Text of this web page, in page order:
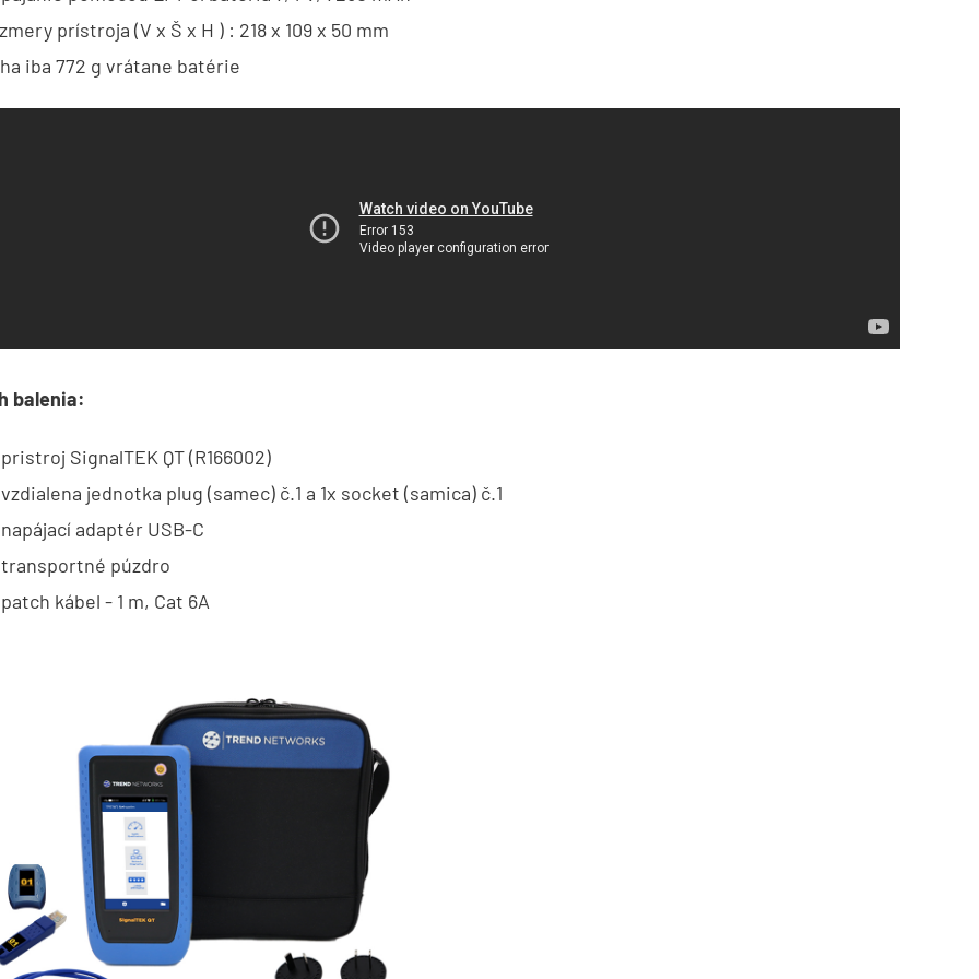
prístroja (V x Š x H ) : 218 x 109 x 50 mm
iba 772 g vrátane batérie
balenia:
pristroj SignalTEK QT (R166002)
vzdialena jednotka plug (samec) č.1 a 1x socket (samica) č.1
napájací adaptér USB-C
transportné púzdro
patch kábel - 1 m, Cat 6A